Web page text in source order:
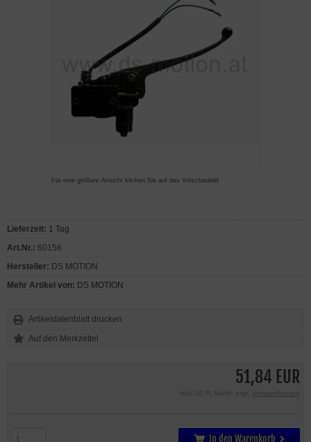
Für eine größere Ansicht klicken Sie auf das Vorschaubild
51,84 EUR
inkl. 20 % MwSt. zzgl. Versandkosten
In den Warenkorb
Lieferzeit: 1 Tag
Art.Nr.: 60156
Hersteller: DS MOTION
Mehr Artikel von: DS MOTION
Artikeldatenblatt drucken